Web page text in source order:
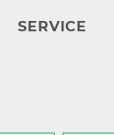
SERVICE